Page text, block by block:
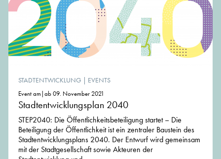
STADTENTWICKLUNG | EVENTS
Event am|ab 09. November 2021
Stadtentwicklungsplan 2040
STEP2040: Die Öffentlichkeitsbeteiligung startet – Die
Beteiligung der Öffentlichkeit ist ein zentraler Baustein des
Stadtentwicklungsplans 2040. Der Entwurf wird gemeinsam
mit der Stadtgesellschaft sowie Akteuren der